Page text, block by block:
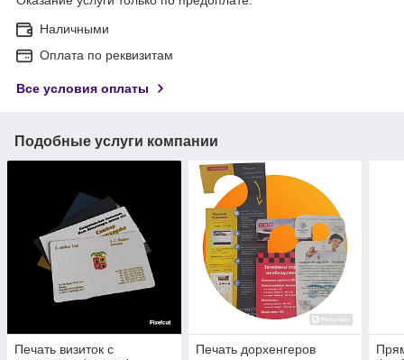
Наличными
Оплата по реквизитам
Все условия оплаты
Подобные услуги компании
Печать визиток с
Печать дорхенгеров